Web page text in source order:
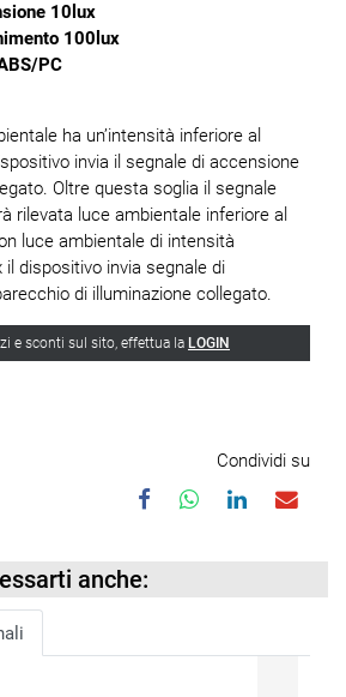
10lux
100lux
PC
ha un’intensità inferiore al
invia il segnale di accensione
Oltre questa soglia il segnale
rilevata luce ambientale inferiore al
luce ambientale di intensità
il dispositivo invia segnale di
di illuminazione collegato.
e sconti sul sito, effettua la LOGIN
Condividi su
anche: